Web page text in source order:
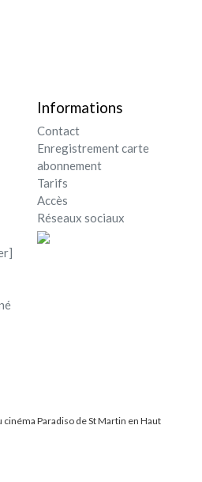
Informations
Contact
Enregistrement carte
abonnement
Tarifs
Accès
Réseaux sociaux
Paradiso de St Martin en Haut